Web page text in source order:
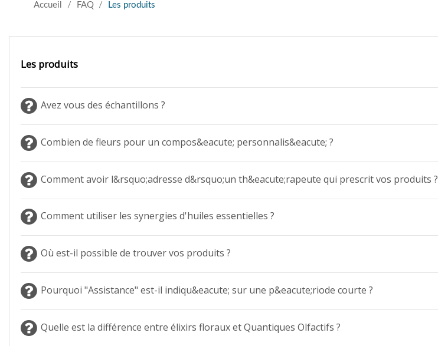
Accueil FAQ Les produits
Les produits
Avez vous des échantillons ?
Combien de fleurs pour un compos&eacute; personnalis&eacute; ?
Comment avoir l&rsquo;adresse d&rsquo;un th&eacute;rapeute qui prescrit vos produits ?
Comment utiliser les synergies d'huiles essentielles ?
Où est-il possible de trouver vos produits ?
Pourquoi "Assistance" est-il indiqu&eacute; sur une p&eacute;riode courte ?
Quelle est la différence entre élixirs floraux et Quantiques Olfactifs ?